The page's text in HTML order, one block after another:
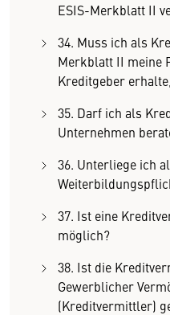
ESIS-Merkblatt II
34. Muss ich als
Merkblatt II meine
Kreditgeber
35. Darf ich als
Unternehmen
36. Unterliege ich
37. Ist eine
möglich?
38. Ist die
Gewerblicher
(Kreditvermittler)